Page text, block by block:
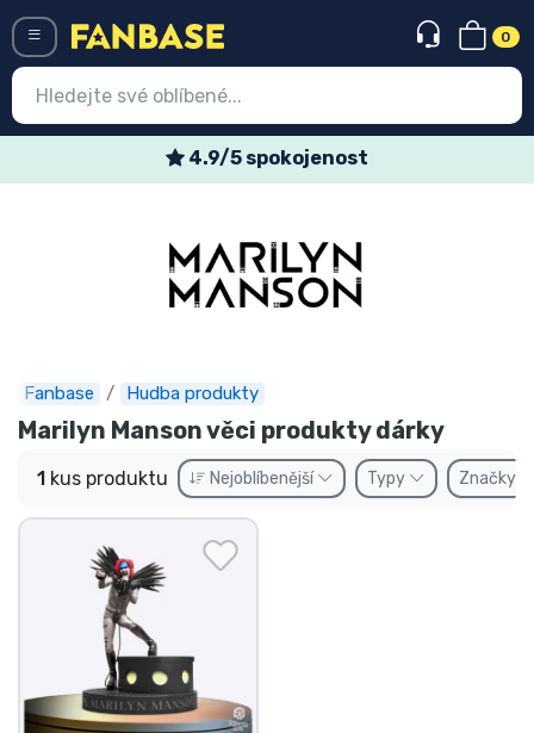
0
4.9/5 spokojenost
Fanbase Hudba produkty
Marilyn Manson věci produkty dárky
1 kus produktu Nejoblíbenější Typy Značky
Nejnovější věci
Expresní doručení
Předobjednat
Outlet produkty
Doprava a platba
Seriálové věci
Filmové věci